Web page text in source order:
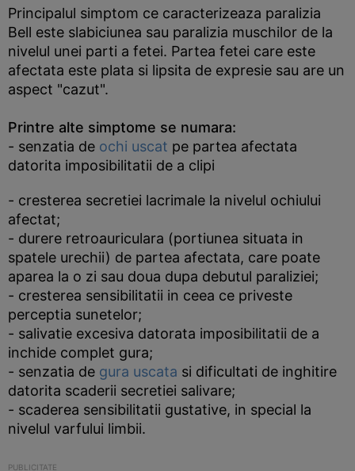
Principalul simptom ce caracterizeaza paralizia
Bell este slabiciunea sau paralizia muschilor de la
nivelul unei parti a fetei. Partea fetei care este
afectata este plata si lipsita de expresie sau are un
aspect "cazut".
Printre alte simptome se numara:
- senzatia de ochi uscat pe partea afectata
datorita imposibilitatii de a clipi
- cresterea secretiei lacrimale la nivelul ochiului
afectat;
- durere retroauriculara (portiunea situata in
spatele urechii) de partea afectata, care poate
aparea la o zi sau doua dupa debutul paraliziei;
- cresterea sensibilitatii in ceea ce priveste
perceptia sunetelor;
- salivatie excesiva datorata imposibilitatii de a
inchide complet gura;
- senzatia de gura uscata si dificultati de inghitire
datorita scaderii secretiei salivare;
- scaderea sensibilitatii gustative, in special la
nivelul varfului limbii.